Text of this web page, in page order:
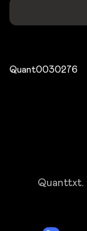
Quant0030276
Quanttxt.